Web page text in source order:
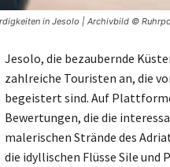
in Jesolo | Archivbild ©
Jesolo, die bezaubernde
zahlreiche Touristen an, die
begeistert sind. Auf
Bewertungen, die die
malerischen Strände des
die idyllischen Flüsse Sile und